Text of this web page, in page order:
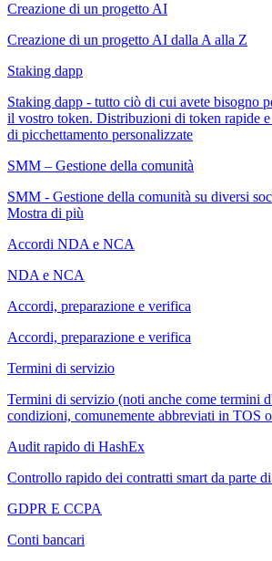
Creazione di un progetto AI
Creazione di un progetto AI dalla A alla Z
Staking dapp
Staking dapp - tutto ciò di cui avete bisogno
il vostro token. Distribuzioni di token rapide
di picchettamento personalizzate
SMM – Gestione della comunità
SMM - Gestione della comunità su diversi
Mostra di più
Accordi NDA e NCA
NDA e NCA
Accordi, preparazione e verifica
Accordi, preparazione e verifica
Termini di servizio
Termini di servizio (noti anche come termini
condizioni, comunemente abbreviati in TOS
Audit rapido di HashEx
Controllo rapido dei contratti smart da parte
GDPR E CCPA
Conti bancari